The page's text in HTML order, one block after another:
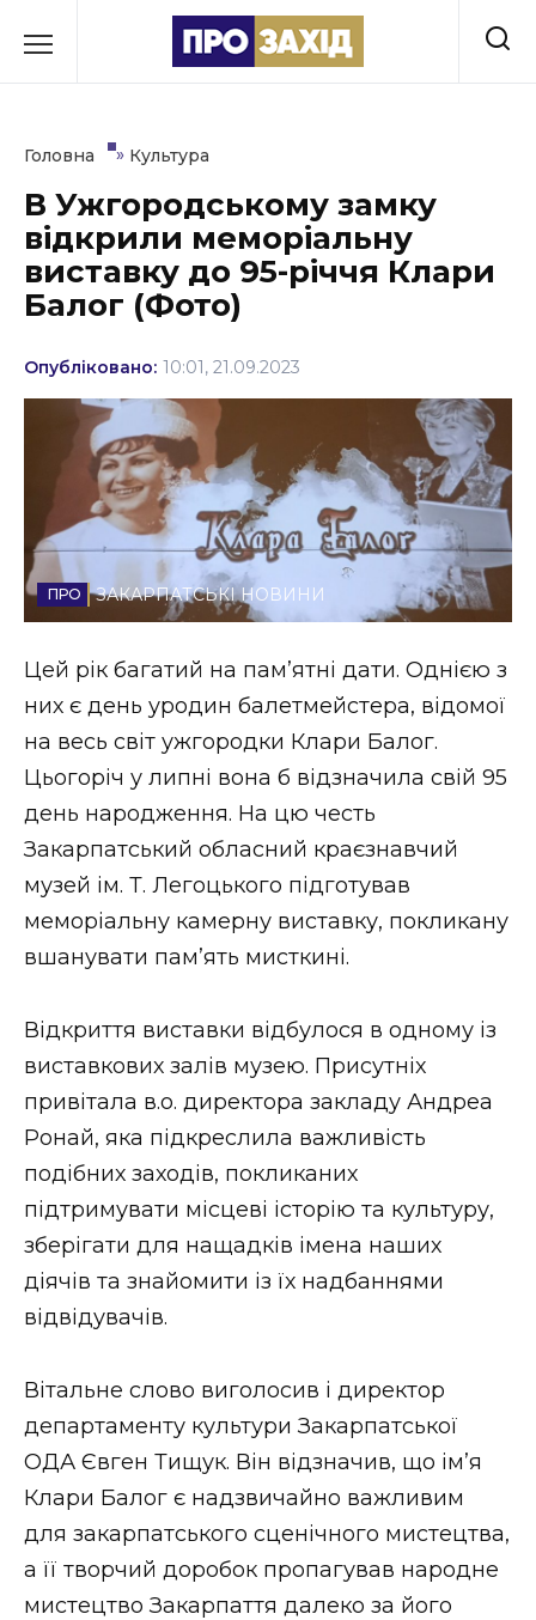
до
Культура
Освіта
Політика
Соціум
Спорт
Стиль життя
Втрачений Ужгород
Втрачений Ужгород (відеоверсія)
ЗАКАРПАТСЬКІ НОВИНИ
НОВИНИ ЗАХІДНОЇ УКРАЇНИ
Головна » Культура
В Ужгородському замку
відкрили меморіальну
виставку до 95-річчя Клари
Балог (Фото)
Опубліковано: 10:01, 21.09.2023
ЗАКАРПАТСЬКІ НОВИНИ
Цей рік багатий на пам’ятні дати. Однією з
них є день уродин балетмейстера, відомої
на весь світ ужгородки Клари Балог.
Цьогоріч у липні вона б відзначила свій 95
день народження. На цю честь
Закарпатський обласний краєзнавчий
музей ім. Т. Легоцького підготував
меморіальну камерну виставку, покликану
вшанувати пам’ять мисткині.
Відкриття виставки відбулося в одному із
виставкових залів музею. Присутніх
привітала в.о. директора закладу Андреа
Ронай, яка підкреслила важливість
подібних заходів, покликаних
підтримувати місцеві історію та культуру,
зберігати для нащадків імена наших
діячів та знайомити із їх надбаннями
відвідувачів.
Вітальне слово виголосив і директор
департаменту культури Закарпатської
ОДА Євген Тищук. Він відзначив, що ім’я
Клари Балог є надзвичайно важливим
для закарпатського сценічного мистецтва,
а її творчий доробок пропагував народне
мистецтво Закарпаття далеко за його